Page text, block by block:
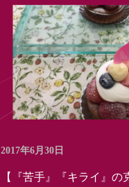
2017年6月30日
【『苦手』『キライ』